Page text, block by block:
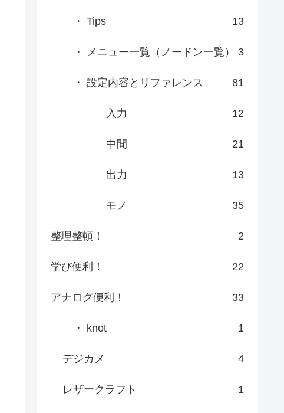
・ Tips 13
・ メニュー一覧（ノードン一覧） 3
・ 設定内容とリファレンス 81
入力 12
中間 21
出力 13
モノ 35
整理整頓！ 2
学び便利！ 22
アナログ便利！ 33
・ knot 1
デジカメ 4
レザークラフト 1